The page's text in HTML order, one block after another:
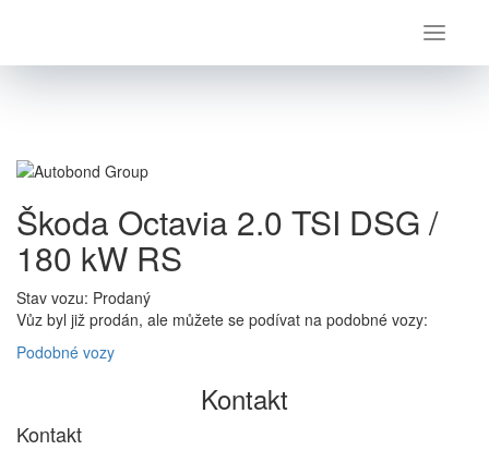
Škoda Octavia 2.0 TSI DSG /
180 kW RS
Stav vozu: Prodaný
Vůz byl již prodán, ale můžete se podívat na podobné vozy:
Podobné vozy
Kontakt
Kontakt